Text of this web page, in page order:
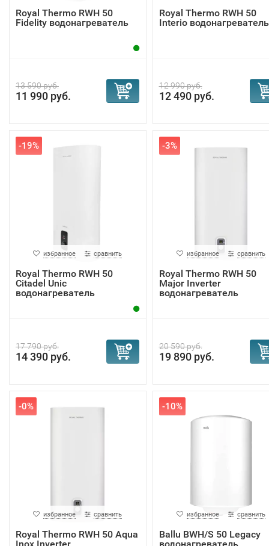
Royal Thermo RWH 50
Fidelity водонагреватель
13 590 руб.
11 990 руб.
Royal Thermo RWH 50
Interio водонагреватель
12 990 руб.
12 490 руб.
-19%
избранное сравнить
Royal Thermo RWH 50
Citadel Unic
водонагреватель
17 790 руб.
14 390 руб.
-3%
избранное сравнить
Royal Thermo RWH 50
Major Inverter
водонагреватель
20 590 руб.
19 890 руб.
-0%
избранное сравнить
Royal Thermo RWH 50 Aqua
-10%
избранное сравнить
Ballu BWH/S 50 Legacy